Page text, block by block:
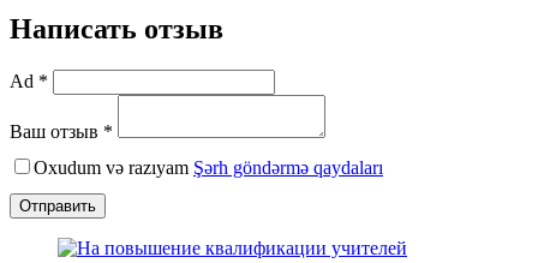
Написать отзыв
Ad *
Ваш отзыв *
Oxudum və razıyam Şərh göndərmə qaydaları
Отправить